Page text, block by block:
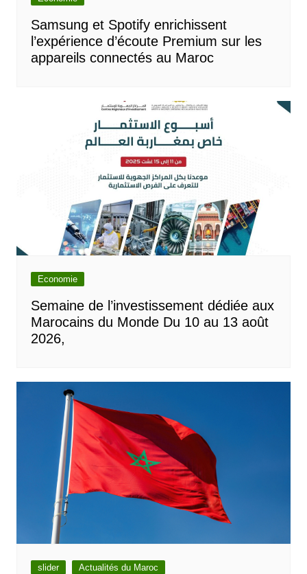
Samsung et Spotify enrichissent
l’expérience d’écoute Premium sur les
appareils connectés au Maroc
Economie
Semaine de l’investissement dédiée aux
Marocains du Monde Du 10 au 13 août
2026,
slider Actualités du Maroc